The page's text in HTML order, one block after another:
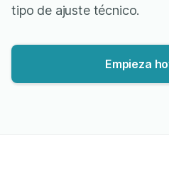
tipo de ajuste técnico.
Empieza